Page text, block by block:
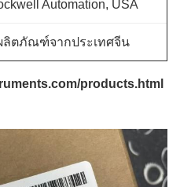
Automation, USA
ลิตภัณฑ์จากประเทศจีน
products.html